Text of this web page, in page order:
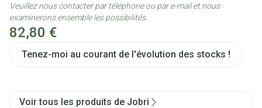
82,80 €
Tenez-moi au courant de l'évolution des stocks !
Veuillez nous contacter par téléphone ou par e-mail et nous
examinerons ensemble les possibilités.
Voir tous les produits de Jobri